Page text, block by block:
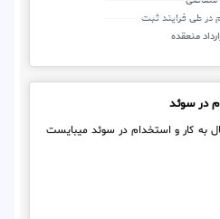
در سوئد
به کار و استخدام در سوئد میبایست